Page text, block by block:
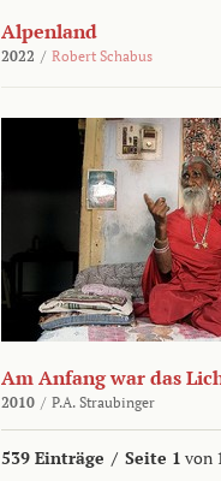
Alpenland
2022 / Robert Schabus
Am Anfang war das
2010 / P.A. Straubinger
539 Einträge / Seite 1 von